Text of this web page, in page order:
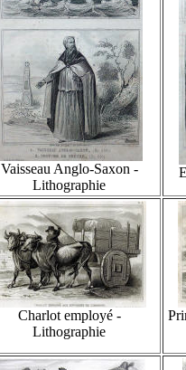
Vaisseau Anglo-Saxon -
Lithographie
Charlot employé -
Lithographie